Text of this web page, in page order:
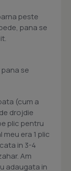
peste
pana se
se
(cum a
drojdie
plic pentru
era 1 plic
in 3-4
Am
adaugata in